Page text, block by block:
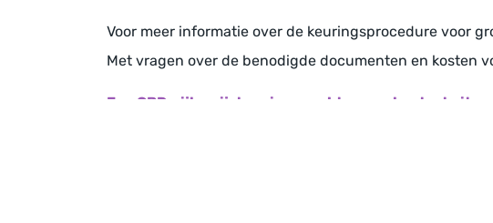
Voor meer informatie over de keuringsprocedure voor
Met vragen over de benodigde documenten en kosten
Een CBR-rijbewijskeuring vrachtwagen bestaat uit: